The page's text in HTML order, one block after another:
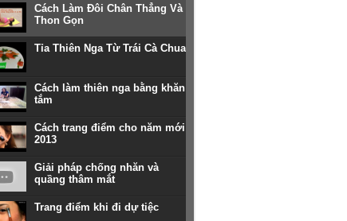
Cách Làm Đôi Chân Thẳng Và
Thon Gọn
Tỉa Thiên Nga Từ Trái Cà Chua
Cách làm thiên nga bằng khăn
tắm
Cách trang điểm cho năm mới
2013
Giải pháp chống nhăn và
quầng thâm mắt
Trang điểm khi đi dự tiệc